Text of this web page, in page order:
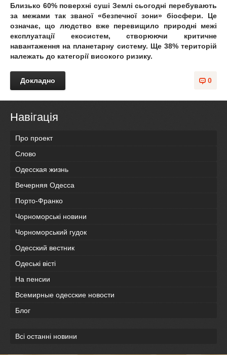
Близько 60% поверхні суші Землі сьогодні перебувають
за межами так званої «безпечної зони» біосфери. Це
означає, що людство вже перевищило природні межі
експлуатації екосистем, створюючи критичне
навантаження на планетарну систему. Ще 38% територій
належать до категорії високого ризику.
0
Докладно
Навігація
Про проект
Слово
Одесская жизнь
Вечерняя Одесса
Порто-Франко
Чорноморські новини
Чорноморський гудок
Одесский вестник
Одеськi вiстi
На пенсии
Всемирные одесские новости
Блог
Всі останні новини